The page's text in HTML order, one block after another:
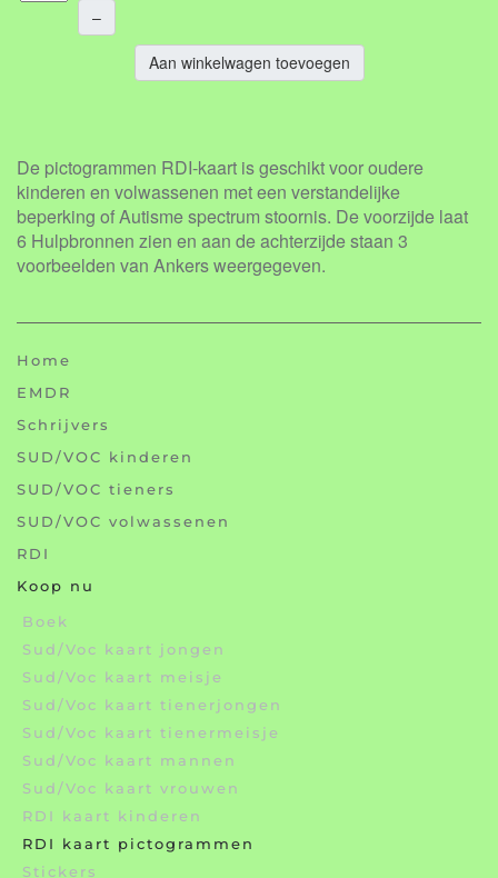
–
Aan winkelwagen toevoegen
De pictogrammen RDI-kaart is geschikt voor oudere
kinderen en volwassenen met een verstandelijke
beperking of Autisme spectrum stoornis. De voorzijde laat
6 Hulpbronnen zien en aan de achterzijde staan 3
voorbeelden van Ankers weergegeven.
Home
EMDR
Schrijvers
SUD/VOC kinderen
SUD/VOC tieners
SUD/VOC volwassenen
RDI
Koop nu
Boek
Sud/Voc kaart jongen
Sud/Voc kaart meisje
Sud/Voc kaart tienerjongen
Sud/Voc kaart tienermeisje
Sud/Voc kaart mannen
Sud/Voc kaart vrouwen
RDI kaart kinderen
RDI kaart pictogrammen
Stickers